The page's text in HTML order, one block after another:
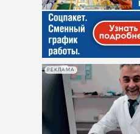
РЕКЛАМА